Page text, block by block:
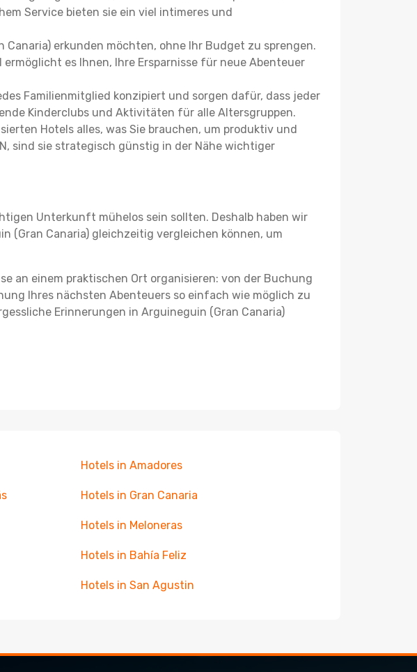
Service bieten sie ein viel intimeres und
erkunden möchten, ohne Ihr Budget zu sprengen.
es Ihnen, Ihre Ersparnisse für neue Abenteuer
Familienmitglied konzipiert und sorgen dafür, dass jeder
Kinderclubs und Aktivitäten für alle Altersgruppen.
Hotels alles, was Sie brauchen, um produktiv und
sind sie strategisch günstig in der Nähe wichtiger
Unterkunft mühelos sein sollten. Deshalb haben wir
(Gran Canaria) gleichzeitig vergleichen können, um
an einem praktischen Ort organisieren: von der Buchung
Ihres nächsten Abenteuers so einfach wie möglich zu
Erinnerungen in Arguineguin (Gran Canaria)
Hotels in Amadores
Hotels in Gran Canaria
Hotels in Meloneras
Hotels in Bahía Feliz
Hotels in San Agustin